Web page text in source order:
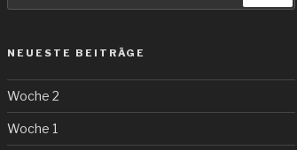
NEUESTE BEITRÄGE
Woche 2
Woche 1